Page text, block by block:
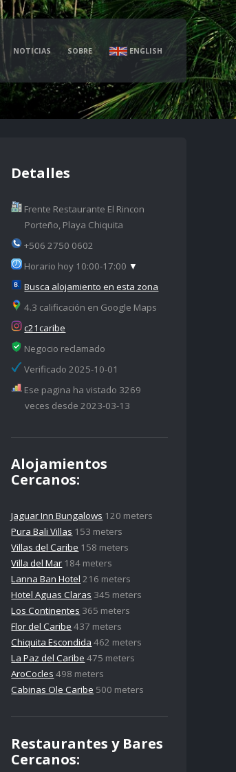
NOTICIAS SOBRE ENGLISH
Detalles
Frente Restaurante El Rincon
Porteño, Playa Chiquita
+506 2750 0602
Horario hoy 10:00-17:00 ▼
Busca alojamiento en esta zona
4.3 calificación en Google Maps
c21caribe
Negocio reclamado
Verificado 2025-10-01
Ese pagina ha vistado 3269
veces desde 2023-03-13
Alojamientos
Cercanos:
Jaguar Inn Bungalows 120 meters
Pura Bali Villas 153 meters
Villas del Caribe 158 meters
Villa del Mar 184 meters
Lanna Ban Hotel 216 meters
Hotel Aguas Claras 345 meters
Los Continentes 365 meters
Flor del Caribe 437 meters
Chiquita Escondida 462 meters
La Paz del Caribe 475 meters
AroCocles 498 meters
Cabinas Ole Caribe 500 meters
Restaurantes y Bares
Cercanos: